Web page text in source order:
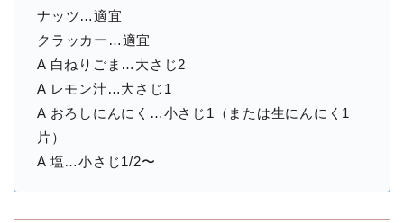
ナッツ…適宜
クラッカー…適宜
A 白ねりごま…大さじ2
A レモン汁…大さじ1
A おろしにんにく…小さじ1（または生にんにく1
片）
A 塩…小さじ1/2〜